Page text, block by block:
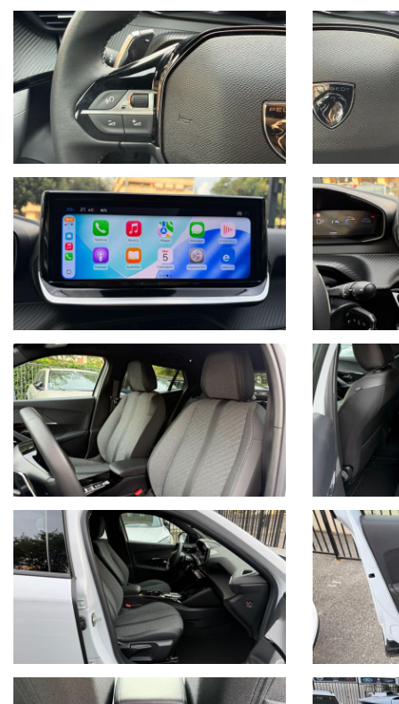
COMPUTER DI BORDO
CRUISE CONTROL ADATTIVO
LIMITATORE
COMANDI VOCALI
VOLANTE SPORTIVO IN PELLE MULTIFUNZIONE
VIRTUAL COCKPIT
LANE ASSIST
HILL HOLDER
FRENATA D'EMERGENZA
RICONOSCIMENTO DEI SEGNALI STRADALI
SISTEMA DI RICONOSCIMENTO DELLA STANCHEZZA
SISTEMA DI PARCHEGGIO AUTOMATICO
SENSORE LUCI
SENSORE PIOGGIA
SENSORI MONITORAGGIO PRESSIONE PNEUMATICI
RADIO CON SCHERMO DIGITALE A COLORI TOUCHSCREEN
USB
TELEFONO CON BLUETOOTH
NAVIGATORE
APPLE CARPLAY
ANDROID AUTO
CAMBIO AUTOMATICO E SEQUENZIALE CON PADDLE AL
SEDILI SPORTIVI MISTO PELLE CON SUPPORTO LOMBARE
CLIMATIZZATORE AUTOMATICO BI-ZONA
DRIVE MODE
6 AIRBAG
START & STOP